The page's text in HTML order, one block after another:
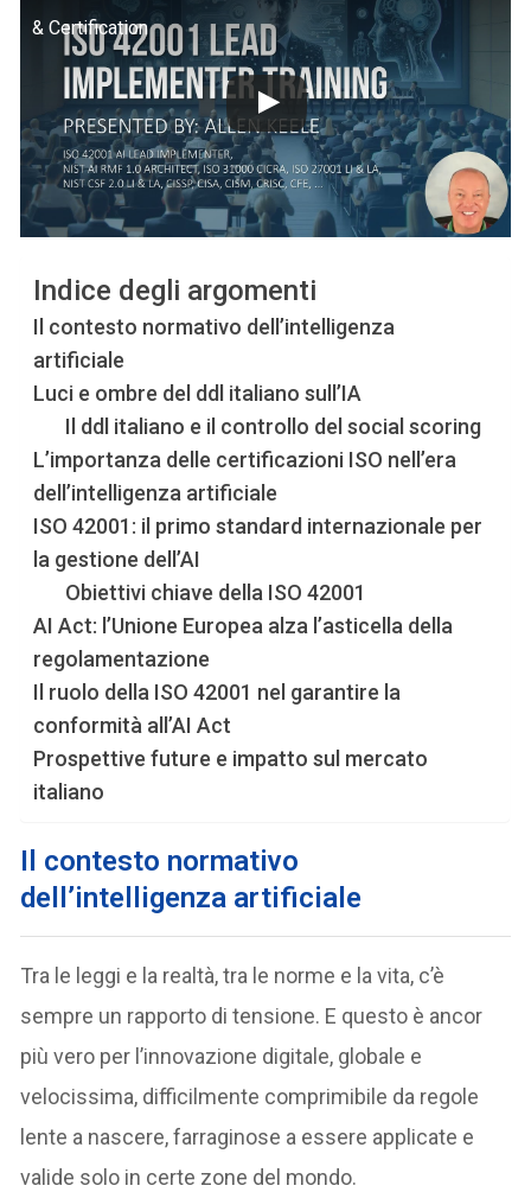
& Certification
Indice degli argomenti
Il contesto normativo dell’intelligenza
artificiale
Luci e ombre del ddl italiano sull’IA
Il ddl italiano e il controllo del social scoring
L’importanza delle certificazioni ISO nell’era
dell’intelligenza artificiale
ISO 42001: il primo standard internazionale per
la gestione dell’AI
Obiettivi chiave della ISO 42001
AI Act: l’Unione Europea alza l’asticella della
regolamentazione
Il ruolo della ISO 42001 nel garantire la
conformità all’AI Act
Prospettive future e impatto sul mercato
italiano
Il contesto normativo
dell’intelligenza artificiale
Tra le leggi e la realtà, tra le norme e la vita, c’è
sempre un rapporto di tensione. E questo è ancor
più vero per l’innovazione digitale, globale e
velocissima, difficilmente comprimibile da regole
lente a nascere, farraginose a essere applicate e
valide solo in certe zone del mondo.